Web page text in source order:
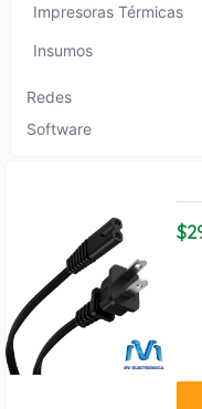
Impresoras Térmicas
Insumos
Redes
Software